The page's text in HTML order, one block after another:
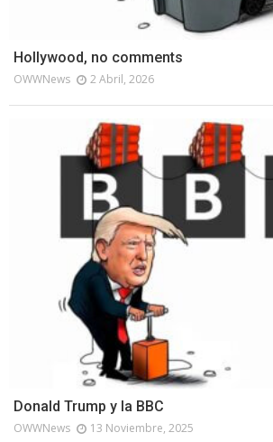
Hollywood, no comments
OWWNews 2 Abril, 2026
Donald Trump y la BBC
OWWNews 13 Noviembre, 2025